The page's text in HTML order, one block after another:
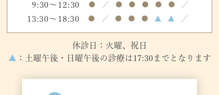
9:30～12:30 ● ／ ● ● ● ● ● ／
13:30～18:30 ● ／ ● ● ● ▲ ▲ ／
休診日：火曜、祝日
▲ ：土曜午後・日曜午後の診療は17:30までとなります